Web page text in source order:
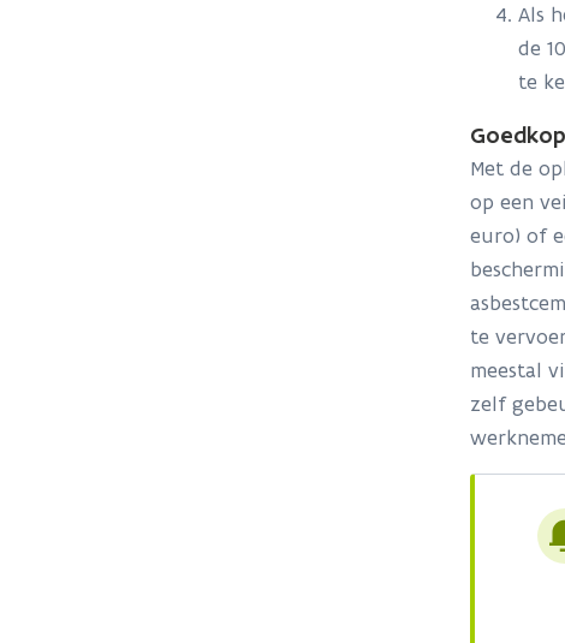
Als
de
te
Met de
op een
euro) of
te
meestal
zelf